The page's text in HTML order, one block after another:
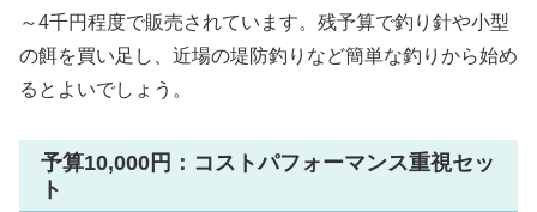
～4千円程度で販売されています。残予算で釣り針や小型
の餌を買い足し、近場の堤防釣りなど簡単な釣りから始め
るとよいでしょう。
予算10,000円：コストパフォーマンス重視セッ
ト